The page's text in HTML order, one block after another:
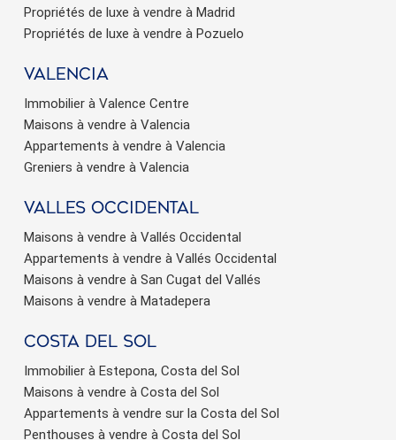
Propriétés de luxe à vendre à Madrid
Propriétés de luxe à vendre à Pozuelo
valencia
Immobilier à Valence Centre
Maisons à vendre à Valencia
Appartements à vendre à Valencia
Greniers à vendre à Valencia
valles occidental
Maisons à vendre à Vallés Occidental
Appartements à vendre à Vallés Occidental
Maisons à vendre à San Cugat del Vallés
Maisons à vendre à Matadepera
Costa del sol
Immobilier à Estepona, Costa del Sol
Maisons à vendre à Costa del Sol
Appartements à vendre sur la Costa del Sol
Penthouses à vendre à Costa del Sol